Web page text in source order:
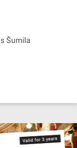
Šumila